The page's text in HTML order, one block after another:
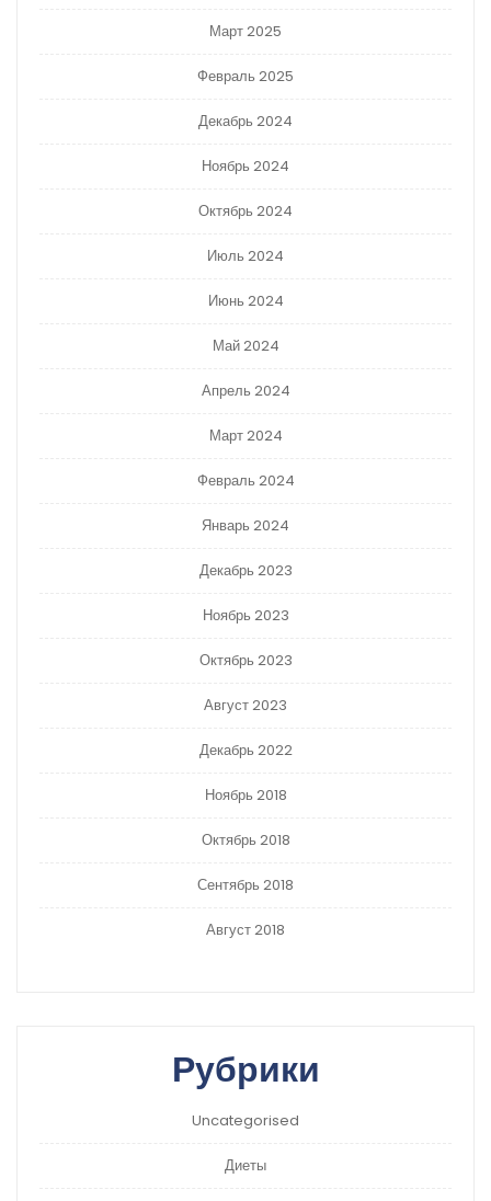
Март 2025
Февраль 2025
Декабрь 2024
Ноябрь 2024
Октябрь 2024
Июль 2024
Июнь 2024
Май 2024
Апрель 2024
Март 2024
Февраль 2024
Январь 2024
Декабрь 2023
Ноябрь 2023
Октябрь 2023
Август 2023
Декабрь 2022
Ноябрь 2018
Октябрь 2018
Сентябрь 2018
Август 2018
Рубрики
Uncategorised
Диеты